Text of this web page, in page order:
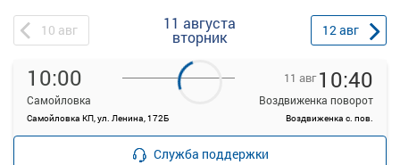
10 авг 11 августа
вторник 12авг
10:00
Самойловка
Самойловка КП, ул. Ленина, 172Б
11 авг 10:40
Воздвиженка поворот
Воздвиженка с. пов.
—
Загрузить цену
Служба поддержки